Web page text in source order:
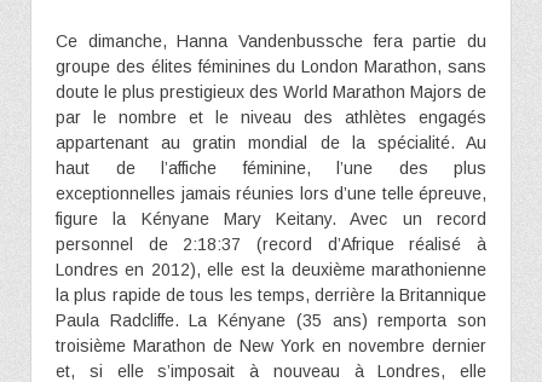
Ce dimanche, Hanna Vandenbussche fera partie du
groupe des élites féminines du London Marathon, sans
doute le plus prestigieux des World Marathon Majors de
par le nombre et le niveau des athlètes engagés
appartenant au gratin mondial de la spécialité. Au
haut de l’affiche féminine, l’une des plus
exceptionnelles jamais réunies lors d’une telle épreuve,
figure la Kényane Mary Keitany. Avec un record
personnel de 2:18:37 (record d’Afrique réalisé à
Londres en 2012), elle est la deuxième marathonienne
la plus rapide de tous les temps, derrière la Britannique
Paula Radcliffe. La Kényane (35 ans) remporta son
troisième Marathon de New York en novembre dernier
et, si elle s’imposait à nouveau à Londres, elle